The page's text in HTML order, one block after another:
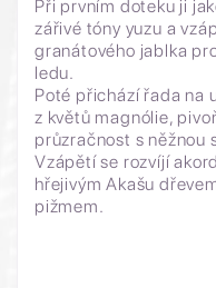
Při prvním doteku ji
zářivé tóny yuzu a
granátového jablka
ledu.
Poté přichází řada na
z květů magnólie,
průzračnost s něžnou
Vzápětí se rozvíjí
hřejivým Akašu
pižmem.